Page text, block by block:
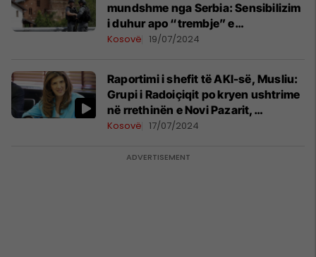
mundshme nga Serbia: Sensibilizim
i duhur apo “trembje” e
investitorëve
Kosovë 19/07/2024
Raportimi i shefit të AKI-së, Musliu:
Grupi i Radoiçiqit po kryen ushtrime
në rrethinën e Novi Pazarit,
Kopaunikut dhe Kralevës
Kosovë 17/07/2024